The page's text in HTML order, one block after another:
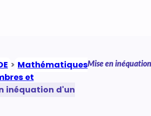
> Mathématiques
et
inéquation d'un
Mise en